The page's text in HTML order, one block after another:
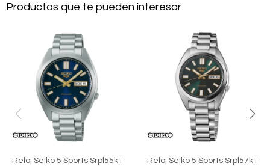
Productos que te pueden interesar
Reloj Seiko 5 Sports Srpl55k1
Reloj Seiko 5 Sports Srpl57k1